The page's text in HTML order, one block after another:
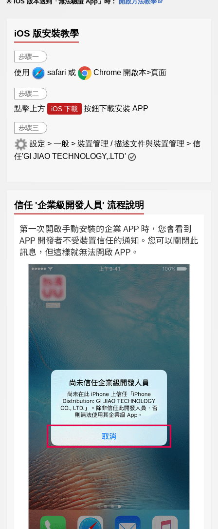
iOS 版安裝教學
步驟一
使用 safari 或 Chrome 開啟本>頁面
步驟二
點擊上方 iOS 下載 按鈕下載安裝 APP
步驟三
設定 > 一般 > 裝置管理 / 描述文件與裝置管理 > 信
任'GI JIAO TECHNOLOGY,.LTD'
信任 '企業級開發人員' 流程說明